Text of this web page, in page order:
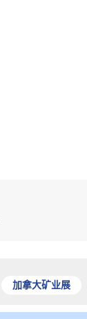
加拿大矿业展